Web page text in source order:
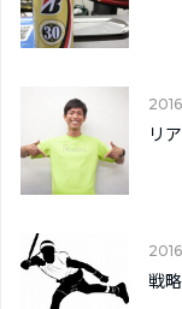
リ
2016
戦